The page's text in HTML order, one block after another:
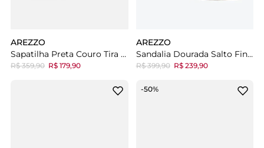
AREZZO
Sapatilha Preta Couro Tira Fivela
R$ 359,90 R$ 179,90
AREZZO
Sandalia Dourada Salto Fino Strass Mykonos Special
R$ 399,90 R$ 239,90
-50%